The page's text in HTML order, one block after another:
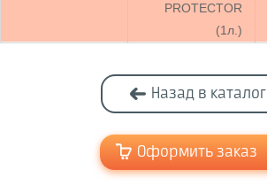
PROTECTOR
(1л.)
Назад в каталог
Оформить заказ